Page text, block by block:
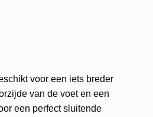
voor een iets breder
van de voet en een
een perfect sluitende